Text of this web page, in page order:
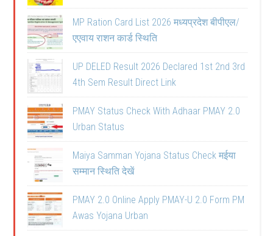
MP Ration Card List 2026 मध्यप्रदेश बीपीएल/
एएवाय राशन कार्ड स्थिति
UP DELED Result 2026 Declared 1st 2nd 3rd
4th Sem Result Direct Link
PMAY Status Check With Adhaar PMAY 2.0
Urban Status
Maiya Samman Yojana Status Check मईया
सम्मान स्थिति देखें
PMAY 2.0 Online Apply PMAY-U 2.0 Form PM
Awas Yojana Urban